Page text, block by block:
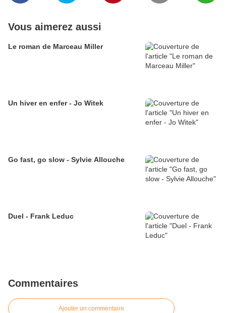
Vous aimerez aussi
Le roman de Marceau Miller
Un hiver en enfer - Jo Witek
Go fast, go slow - Sylvie Allouche
Duel - Frank Leduc
Commentaires
Ajouter un commentaire